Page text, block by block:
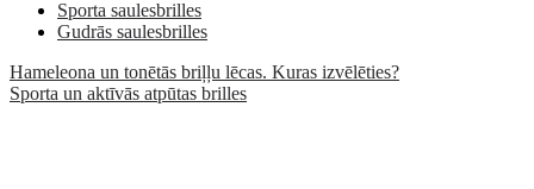
Sporta saulesbrilles
Gudrās saulesbrilles
Hameleona un tonētās briļļu lēcas. Kuras izvēlēties?
Sporta un aktīvās atpūtas brilles